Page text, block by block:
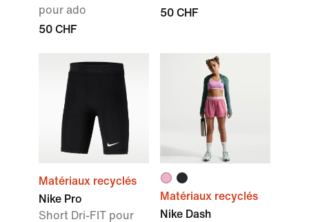
pour ado
50 CHF
50 CHF
Matériaux recyclés
Nike Pro
Short Dri-FIT pour
Matériaux recyclés
Nike Dash